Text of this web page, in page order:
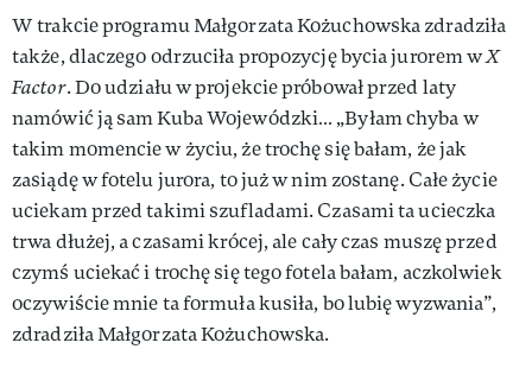
W trakcie programu Małgorzata Kożuchowska zdradziła
także, dlaczego odrzuciła propozycję bycia jurorem wX
Factor. Do udziału w projekcie próbował przed laty
namówić ją sam Kuba Wojewódzki… „Byłam chyba w
takim momencie w życiu, że trochę się bałam, że jak
zasiądę w fotelu jurora, to już w nim zostanę. Całe życie
uciekam przed takimi szufladami. Czasami ta ucieczka
trwa dłużej, a czasami krócej, ale cały czas muszę przed
czymś uciekać i trochę się tego fotela bałam, aczkolwiek
oczywiście mnie ta formuła kusiła, bo lubię wyzwania”,
zdradziła Małgorzata Kożuchowska.